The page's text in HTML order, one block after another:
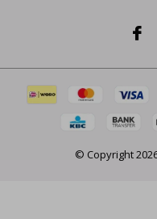
© Copyright